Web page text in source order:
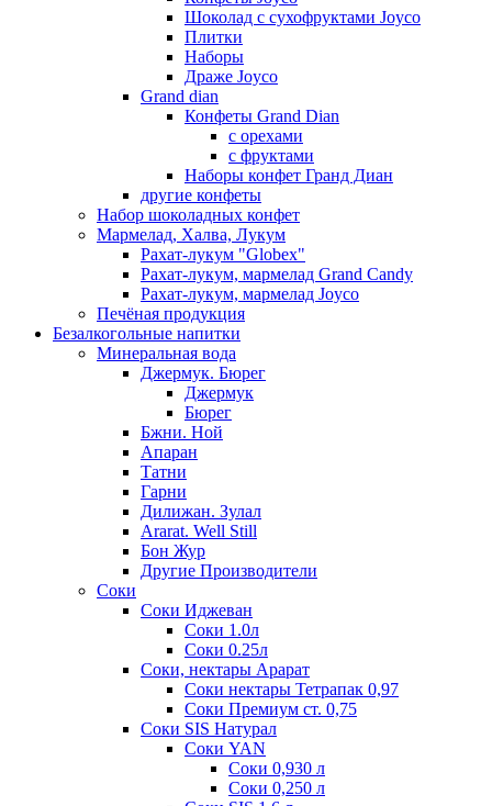
Шоколад с сухофруктами Joyco
Плитки
Наборы
Драже Joyco
Grand dian
Конфеты Grand Dian
с орехами
с фруктами
Наборы конфет Гранд Диан
другие конфеты
Набор шоколадных конфет
Мармелад, Халва, Лукум
Рахат-лукум "Globex"
Рахат-лукум, мармелад Grand Candy
Рахат-лукум, мармелад Joyco
Печёная продукция
Безалкогольные напитки
Минеральная вода
Джермук. Бюрег
Джермук
Бюрег
Бжни. Ной
Апаран
Татни
Гарни
Дилижан. Зулал
Ararat. Well Still
Бон Жур
Другие Производители
Соки
Соки Иджеван
Соки 1.0л
Соки 0.25л
Соки, нектары Арарат
Соки нектары Тетрапак 0,97
Соки Премиум ст. 0,75
Соки SIS Натурал
Соки YAN
Соки 0,930 л
Соки 0,250 л